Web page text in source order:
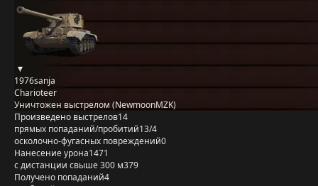
1976sanja
Charioteer
Уничтожен выстрелом (NewmoonMZK)
Произведено выстрелов14
прямых попаданий/пробитий13/4
осколочно-фугасных повреждений0
Нанесение урона1471
с дистанции свыше 300 м379
Получено попаданий4